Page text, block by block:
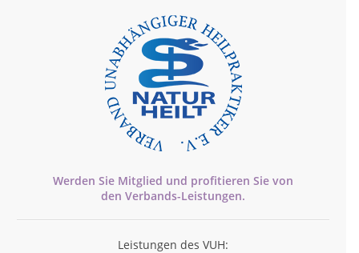
Werden Sie Mitglied und profitieren Sie von
den Verbands-Leistungen.
Leistungen des VUH: